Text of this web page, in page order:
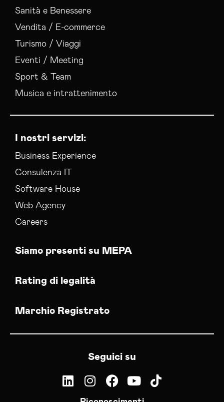
Sanità e Benessere
Vendita / E-commerce
Turismo / Viaggi
Eventi / Meeting
Sport & Team
Musica e intrattenimento
I nostri servizi:
Business Experience
Consulenza IT
Software House
Web Agency
Careers
Siamo presenti su MEPA
Rating di legalità
Marchio Registrato
Seguici su